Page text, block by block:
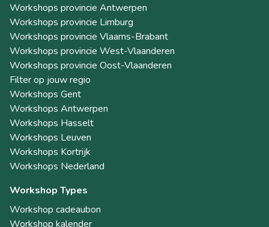
Workshops provincie Antwerpen
Workshops provincie Limburg
Workshops provincie Vlaams-Brabant
Workshops provincie West-Vlaanderen
Workshops provincie Oost-Vlaanderen
Filter op jouw regio
Workshops Gent
Workshops Antwerpen
Workshops Hasselt
Workshops Leuven
Workshops Kortrijk
Workshops Nederland
Workshop Types
Workshop cadeaubon
Workshop kalender